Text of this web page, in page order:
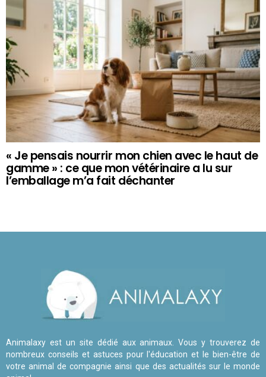
« Je pensais nourrir mon chien avec le haut de
gamme » : ce que mon vétérinaire a lu sur
l’emballage m’a fait déchanter
Animalaxy est un site dédié aux animaux. Vous y trouverez de
nombreux conseils et astuces pour l'éducation et le bien-être de
votre animal de compagnie ainsi que des actualités sur le monde